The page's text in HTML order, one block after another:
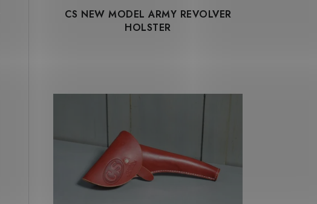
CS NEW MODEL ARMY REVOLVER
HOLSTER